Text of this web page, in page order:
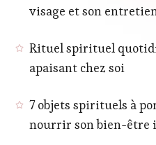
visage et son
Rituel spirituel
apaisant chez soi
7 objets spirituels à
nourrir son bien-être